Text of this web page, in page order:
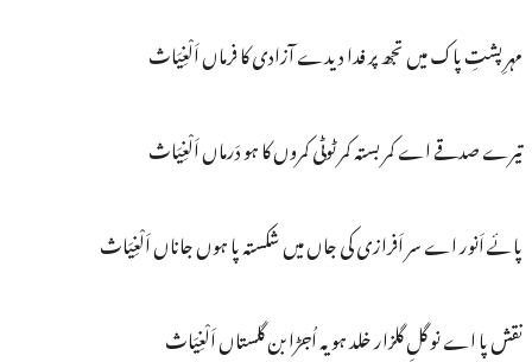
مہرِ پشتِ پاک میں تجھ پر فدا دیدے آزادی کا فرماں اَلْغِیَاث
تیرے صدقے اے کمر بستہ کمر ٹوٹی کمروں کا ہو دَرماں اَلْغِیَاث
پائے اَنور اے سر اَفرازی کی جاں میں شکستہ پا ہوں جاناں اَلْغِیَاث
نقش پا اے نو گلِ گلزار خلد ہو یہ اُجڑا بن گلستاں اَلْغِیَاث